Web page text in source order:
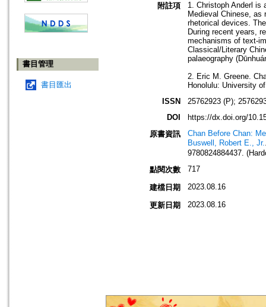
書目管理
書目匯出
附註項
1. Christoph Anderl is
Medieval Chinese,
rhetorical devices.
During recent years,
mechanisms of text-
Classical/Literary
palaeography
2. Eric M. Greene.
Honolulu: University
ISSN
25762923 (P);
DOI
https://dx.doi.org/
原書資訊
Chan Before Chan:
Buswell, Robert E., Jr.
9780824884437.
點閱次數
717
建檔日期 2023.08.16
更新日期 2023.08.16